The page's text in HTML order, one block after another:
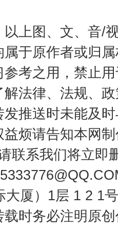
以上图、文、音/
于原作者或归
考之用，禁止
法律、法规、
推送时未能及
烦请告知本网
联系我们将立即
大厦）1层 1 2 1
载时务必注明原
判无期 从幼
你上场